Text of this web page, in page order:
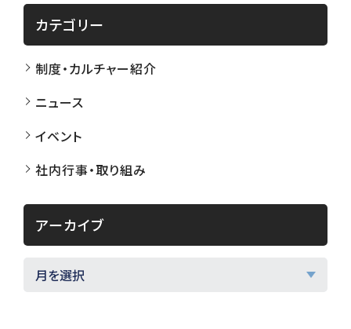
カテゴリー
制度・カルチャー紹介
ニュース
イベント
社内行事・取り組み
アーカイブ